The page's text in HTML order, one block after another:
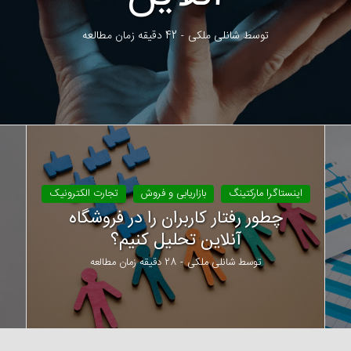
توسطشانلی ملکی 42 دقیقه زمان مطالعه
اینستاگرا مارکتینگ بازاریابی و فروش تجارت الکترونیک
چطور رفتار کاربران را در فروشگاه
آنلاین تحلیل کنیم؟
توسطشانلی ملکی 28 دقیقه زمان مطالعه